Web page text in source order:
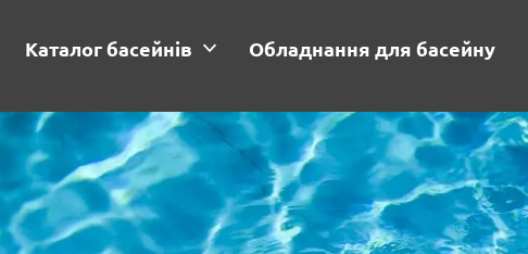
Каталог басейнів Обладнання для басейну